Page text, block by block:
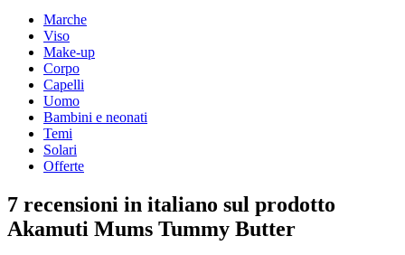
Marche
Viso
Make-up
Corpo
Capelli
Uomo
Bambini e neonati
Temi
Solari
Offerte
7 recensioni in italiano sul prodotto
Akamuti Mums Tummy Butter